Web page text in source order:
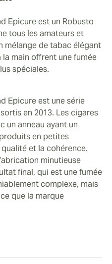
Epicure est un Robusto
tous les amateurs et
mélange de tabac élégant
main offrent une fumée
spéciales.
Epicure est une série
en 2013. Les cigares
un anneau ayant un
en petites
et la cohérence.
minutieuse
final, qui est une fumée
complexe, mais
que la marque